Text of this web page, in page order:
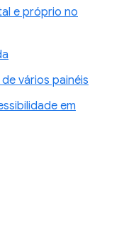
e próprio no
vários painéis
em